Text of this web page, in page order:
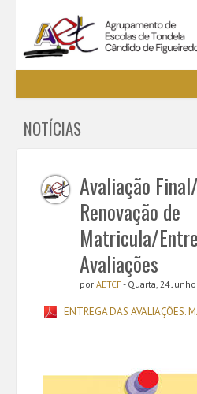
EE / Alunos
Cursos Profissionais
Bibliotecas
Media AETCF
Legislação
Utilizador não identificado. (
NOTÍCIAS
Avaliação
Renovação de
Matricula/
Avaliações
por AETCF- Quarta, 24
ENTREGA DAS AVALIAÇÕES.